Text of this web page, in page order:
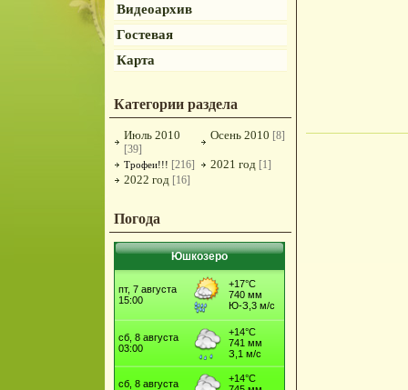
Видеоархив
Гостевая
Карта
Категории раздела
Июль 2010
[39]
Осень 2010 [8]
Трофеи!!! [216] 2021 год [1]
2022 год [16]
Погода
Юшкозеро